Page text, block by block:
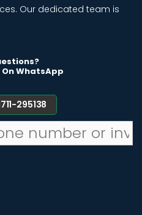
Our dedicated team is
On WhatsApp
295138